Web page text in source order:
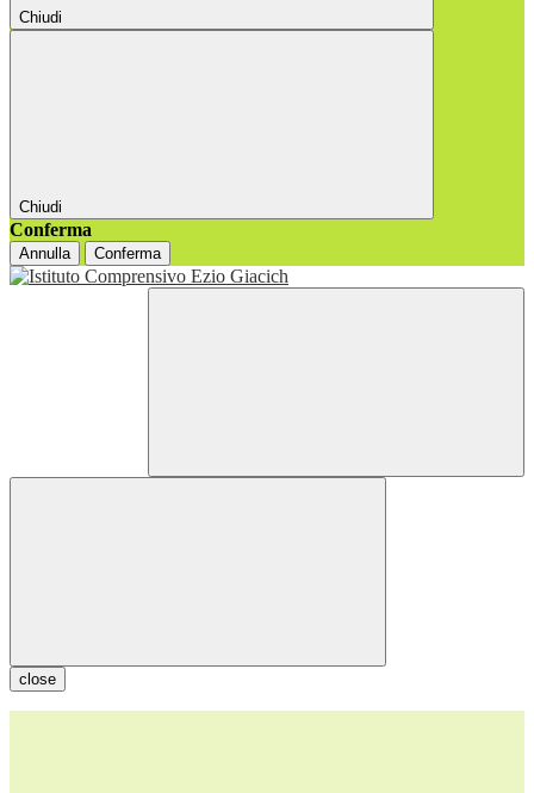
Chiudi
Chiudi
Conferma
Annulla Conferma
close